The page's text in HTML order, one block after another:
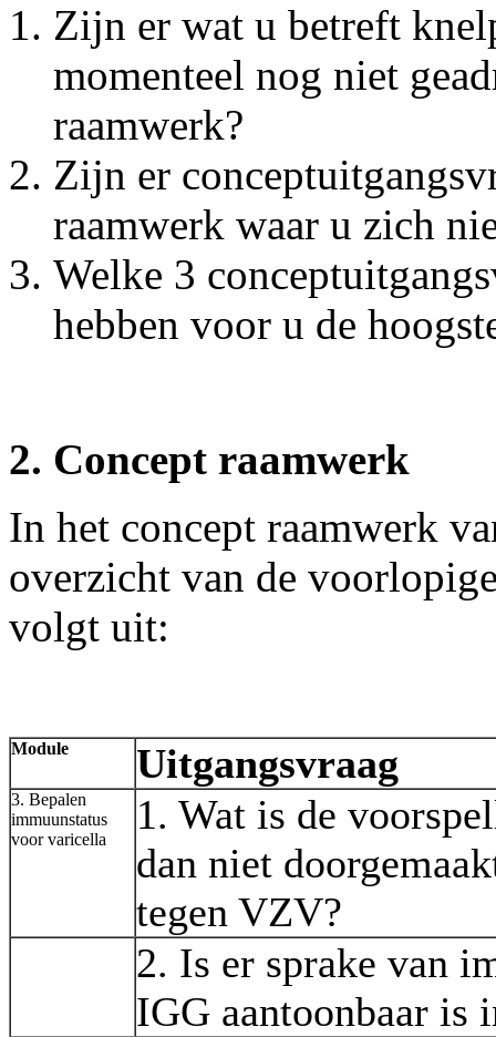
Zijn er wat u betreft
momenteel nog niet
raamwerk?
Zijn er
raamwerk waar u zich
Welke 3
hebben voor u de
2. Concept raamwerk
In het concept raamwerk
overzicht van de
volgt uit:
Module Uitgangsvraag
3. Bepalen
immuunstatus
voor varicella
1. Wat is de
dan niet
tegen VZV?
2. Is er sprake van
IGG aantoonbaar is